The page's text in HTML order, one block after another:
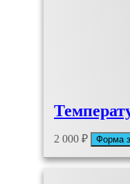
2 000 ₽ Форма